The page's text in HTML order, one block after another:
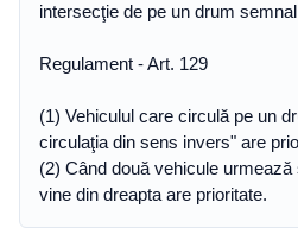
intersecţie de pe un drum
Regulament - Art. 129
(1) Vehiculul care circulă pe un
circulaţia din sens invers" are
(2) Când două vehicule
vine din dreapta are prioritate.